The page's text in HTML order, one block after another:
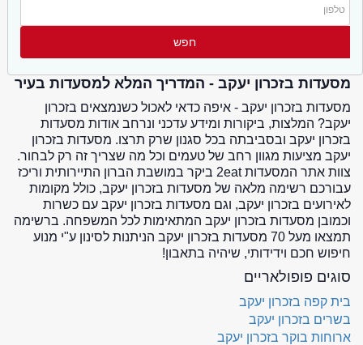
מסעדות בזכרון יעקב - המדריך המלא למסעדות בעיר
מסעדות בזכרון יעקב - איפה כדאי לאכול כשנמצאים בזכרון
יעקב? המלצות, ביקורות ומידע עדכני ונרחב אודות מסעדות
בזכרון יעקב ובסביבתה בכל סגנון שרק תרצו. מסעדות בזכרון
יעקב מציעות מגוון רחב של טעמים וכל מה שצריך זה רק לבחור.
צוות אתר המסעדות 2eat ביקר במושבת הברון התיירותית וריכז
עבורכם רשימה מלאה של מסעדות בזכרון יעקב, כולל מקומות
לאירועים בזכרון יעקב, וגם מסעדות בזכרון יעקב עם כשרות
וכמובן מסעדות בזכרון יעקב המתאימות לכל המשפחה. ברשימה
תמצאו מעל 70 מסעדות בזכרון יעקב הניתנות לסינון ע"י מנוע
חיפוש חכם וידידותי, שיהיה בתאבון!
סוגים פופולאריים
בית קפה בזכרון יעקב
בשרים בזכרון יעקב
ארוחות בוקר בזכרון יעקב